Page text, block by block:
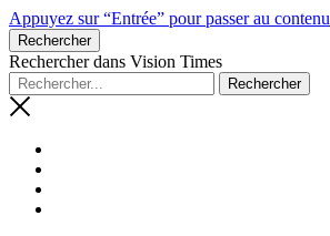
Appuyez sur “Entrée” pour passer au contenu
Rechercher
Rechercher dans Vision Times